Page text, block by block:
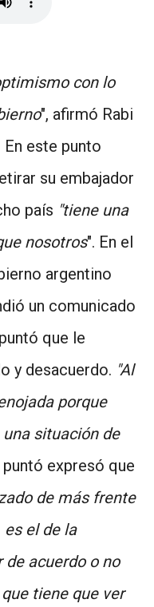
con lo
", afirmó Rabi
este punto
su embajador
país "tiene una
nosotros". En el
argentino
un comunicado
que le
y desacuerdo. "Al
porque
situación de
expresó que
de más frente
el de la
acuerdo o no
tiene que ver